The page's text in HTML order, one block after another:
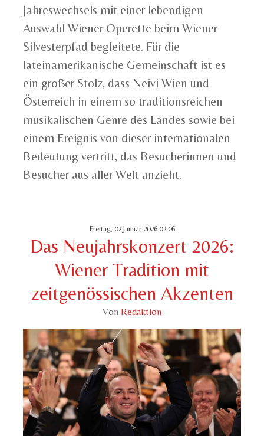
Jahreswechsels mit einer lebendigen
Auswahl Wiener Operette beim Wiener
Silvesterpfad begleitete. Für die
lateinamerikanische Gemeinschaft ist es
ein großer Stolz, dass Neivi Wien und
Österreich in einem so traditionsreichen
musikalischen Genre des Landes sowie bei
einem Ereignis von dieser internationalen
Bedeutung vertritt, das Besucherinnen und
Besucher aus aller Welt anzieht.
Freitag, 02 Januar 2026 02:06
Das Neujahrskonzert 2026:
Wiener Tradition mit
zeitgenössischen Akzenten
Von Redaktion